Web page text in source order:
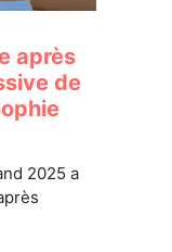
après
de
2025 a